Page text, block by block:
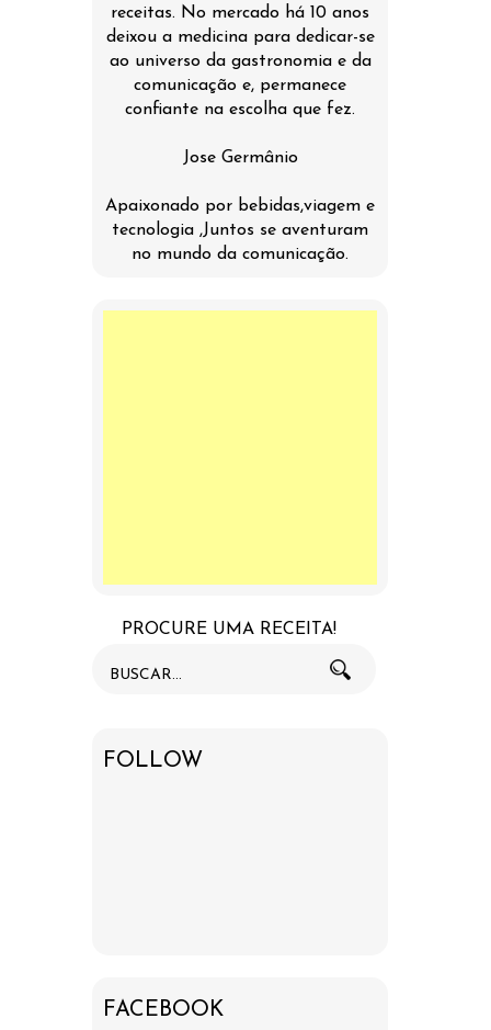
receitas. No mercado há 10 anos
deixou a medicina para dedicar-se
ao universo da gastronomia e da
comunicação e, permanece
confiante na escolha que fez.
Jose Germânio
Apaixonado por bebidas,viagem e
tecnologia ,Juntos se aventuram
no mundo da comunicação.
PROCURE UMA RECEITA!
FOLLOW
FACEBOOK